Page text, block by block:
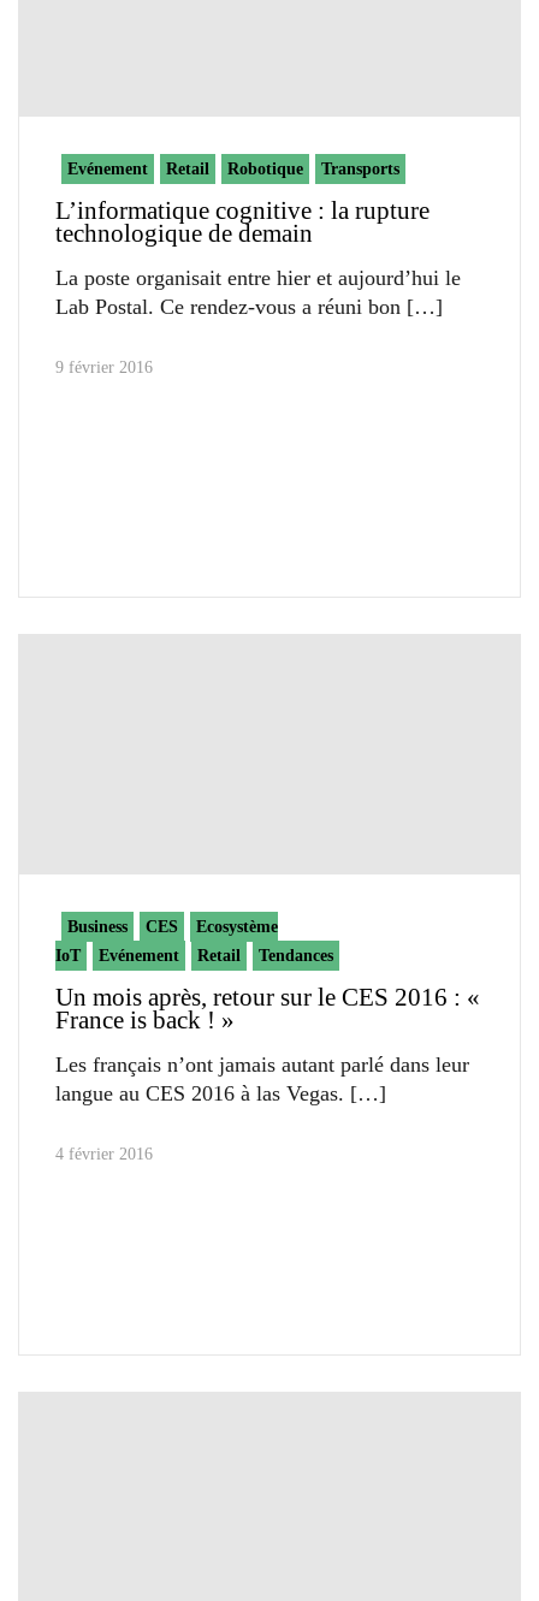
Evénement Retail Robotique Transports
L’informatique cognitive : la rupture
technologique de demain
La poste organisait entre hier et aujourd’hui le
Lab Postal. Ce rendez-vous a réuni bon
9 février 2016
Business CES
Ecosystème
IoT
Evénement Retail Tendances
Un mois après, retour sur le CES 2016 : «
France is back ! »
Les français n’ont jamais autant parlé dans leur
langue au CES 2016 à las Vegas.
4 février 2016